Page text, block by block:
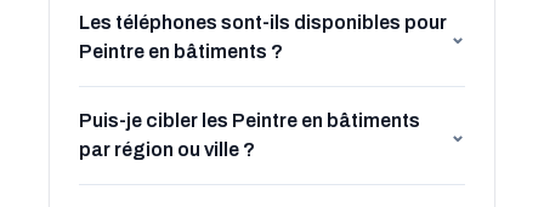
Les téléphones sont-ils disponibles pour
Peintre en bâtiments ?
⌄
Puis-je cibler les Peintre en bâtiments
par région ou ville ?
⌄